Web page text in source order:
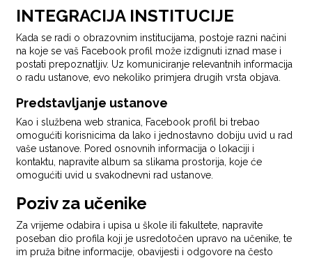
INTEGRACIJA INSTITUCIJE
Kada se radi o obrazovnim institucijama, postoje razni načini
na koje se vaš Facebook profil može izdignuti iznad mase i
postati prepoznatljiv. Uz komuniciranje relevantnih informacija
o radu ustanove, evo nekoliko primjera drugih vrsta objava.
Predstavljanje ustanove
Kao i službena web stranica, Facebook profil bi trebao
omogućiti korisnicima da lako i jednostavno dobiju uvid u rad
vaše ustanove. Pored osnovnih informacija o lokaciji i
kontaktu, napravite album sa slikama prostorija, koje će
omogućiti uvid u svakodnevni rad ustanove.
Poziv za učenike
Za vrijeme odabira i upisa u škole ili fakultete, napravite
poseban dio profila koji je usredotočen upravo na učenike, te
im pruža bitne informacije, obavijesti i odgovore na često